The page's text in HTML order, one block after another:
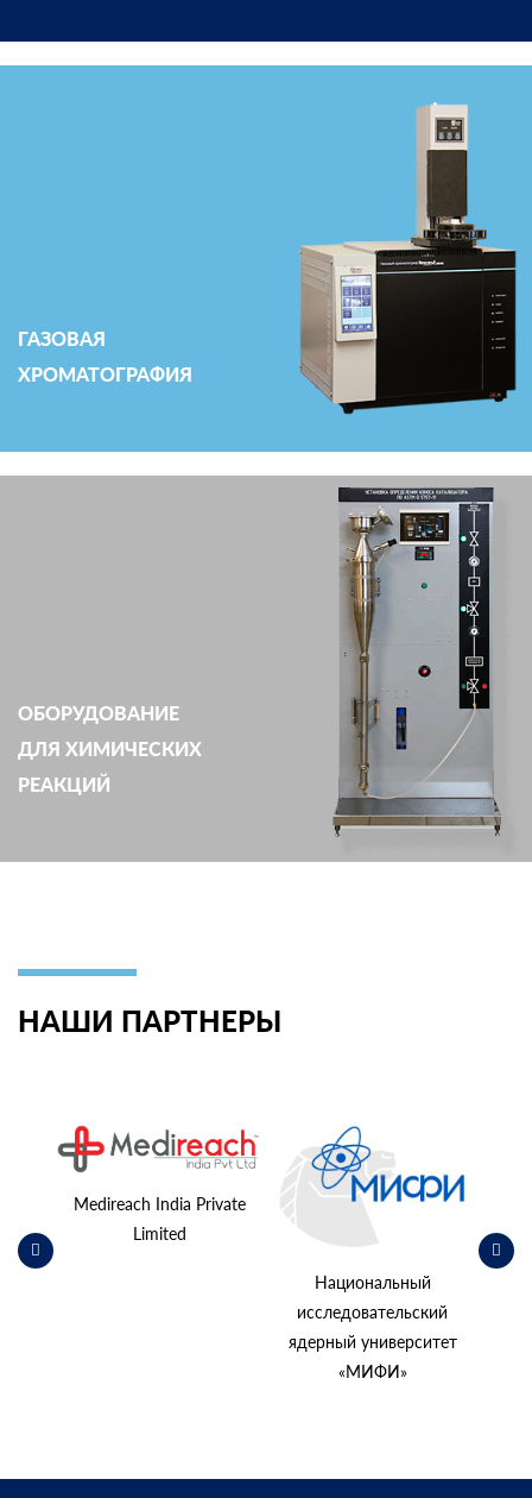
ГАЗОВАЯ
ХРОМАТОГРАФИЯ
ОБОРУДОВАНИЕ
ДЛЯ ХИМИЧЕСКИХ
РЕАКЦИЙ
НАШИ ПАРТНЕРЫ
Medireach India Private
Limited
Национальный
исследовательский
ядерный университет
«МИФИ»